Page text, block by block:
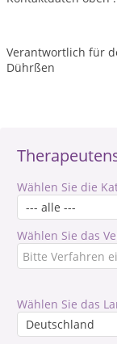
Wählen Sie die
Wählen Sie das
Wählen Sie das
Verantwortlich für
Dührßen